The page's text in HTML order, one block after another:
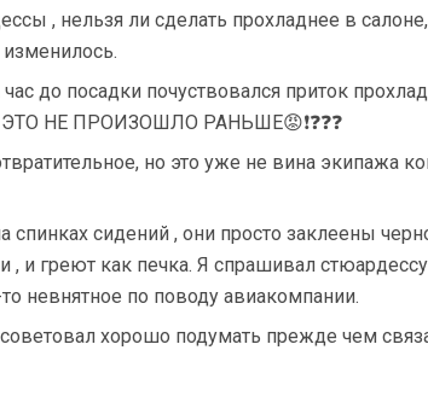
, нельзя ли сделать прохладнее в
час до посадки почуствовался приток
НЕ ПРОИЗОШЛО РАНЬШЕ😡❗❓❓❓
но это уже не вина экипажа
спинках сидений , они просто заклеены
, и греют как печка. Я спрашивал стюардессу
невнятное по поводу авиакомпании.
хорошо подумать прежде чем